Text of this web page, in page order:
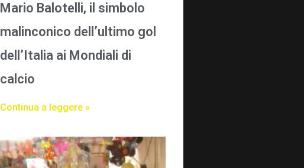
Mario Balotelli, il simbolo
malinconico dell’ultimo gol
dell’Italia ai Mondiali di
calcio
Continua a leggere »